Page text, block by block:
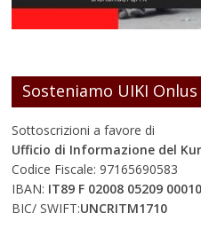
Sosteniamo UIKI Onlus
Sottoscrizioni a favore di
Ufficio di Informazione del
Codice Fiscale: 97165690583
IBAN: IT89 F 02008 05209
BIC/ SWIFT:UNCRITM1710